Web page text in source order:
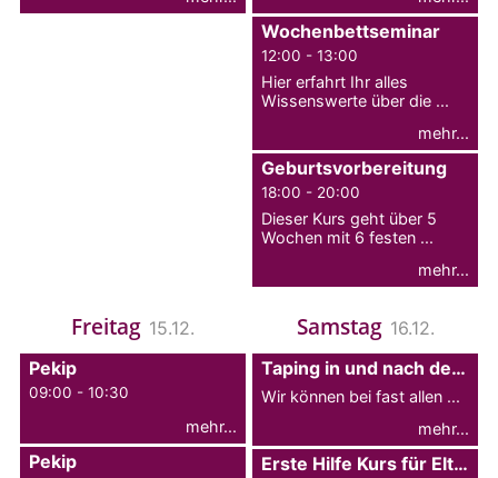
Wochenbettseminar
12:00 - 13:00
Hier erfahrt Ihr alles
Wissenswerte über die ...
mehr...
Geburtsvorbereitung
18:00 - 20:00
Dieser Kurs geht über 5
Wochen mit 6 festen ...
mehr...
Freitag 15.12.
Pekip
09:00 - 10:30
mehr...
Pekip
Samstag 16.12.
Taping in und nach der Schwangerschaft
Wir können bei fast allen ...
mehr...
Erste Hilfe Kurs für Eltern